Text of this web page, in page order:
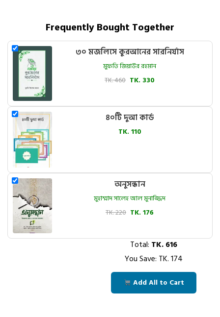
Frequently Bought Together
৩০ মজলিসে কুরআনের সারনির্যাস
মুফতি জিয়াউর রহমান
TK. 460 TK. 330
৪০টি দুআ কার্ড
TK. 110
অনুসন্ধান
মুহাম্মাদ সালেহ আল মুনাজ্জিদ
TK. 220 TK. 176
Total: TK.616
You Save: TK.174
Add All to Cart